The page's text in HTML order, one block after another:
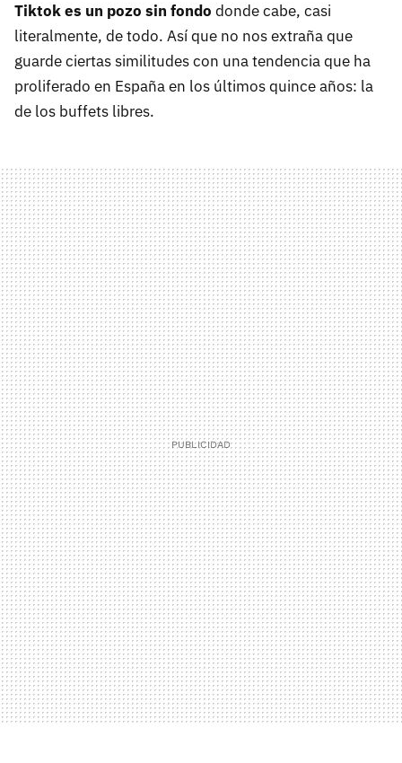
Tiktok es un pozo sin fondo donde cabe, casi
literalmente, de todo. Así que no nos extraña que
guarde ciertas similitudes con una tendencia que ha
proliferado en España en los últimos quince años: la
de los buffets libres.